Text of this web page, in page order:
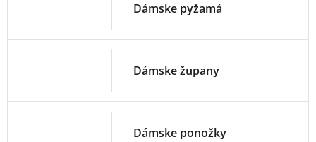
Dámske pyžamá
Dámske župany
Dámske ponožky